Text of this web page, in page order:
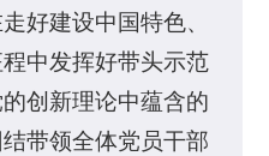
好建设中国特色、
中发挥好带头示范
创新理论中蕴含的
带领全体党员干部